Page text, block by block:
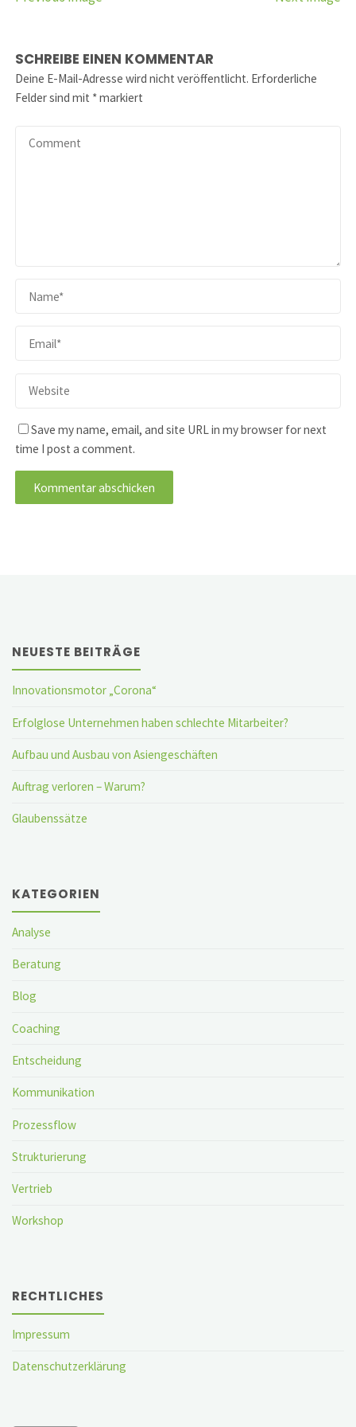
SCHREIBE EINEN KOMMENTAR
Deine E-Mail-Adresse wird nicht veröffentlicht. Erforderliche
Felder sind mit *markiert
Save my name, email, and site URL in my browser for next
time I post a comment.
NEUESTE BEITRÄGE
Innovationsmotor „Corona“
Erfolglose Unternehmen haben schlechte Mitarbeiter?
Aufbau und Ausbau von Asiengeschäften
Auftrag verloren – Warum?
Glaubenssätze
KATEGORIEN
Analyse
Beratung
Blog
Coaching
Entscheidung
Kommunikation
Prozessflow
Strukturierung
Vertrieb
Workshop
RECHTLICHES
Impressum
Datenschutzerklärung